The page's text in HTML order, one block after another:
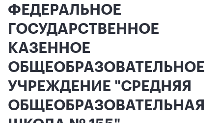
ФЕДЕРАЛЬНОЕ
ГОСУДАРСТВЕННОЕ
КАЗЕННОЕ
ОБЩЕОБРАЗОВАТЕЛЬНОЕ
УЧРЕЖДЕНИЕ "СРЕДНЯЯ
ОБЩЕОБРАЗОВАТЕЛЬНАЯ